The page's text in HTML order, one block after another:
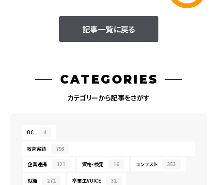
記事一覧に戻る
CATEGORIES
カテゴリーから記事をさがす
OC 4
教育実績 793
企業連携 121 資格・検定 16 コンテスト 353
就職 272 卒業生VOICE 32